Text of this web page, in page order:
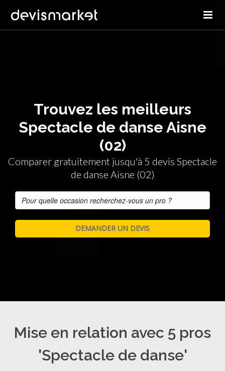
Trouvez les meilleurs
Spectacle de danse Aisne
(02)
Comparer gratuitement jusqu'à 5 devis Spectacle
de danse Aisne (02)
Mise en relation avec 5 pros
'Spectacle de danse'